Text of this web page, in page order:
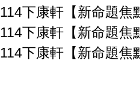
114下康軒【新命題焦
114下康軒【新命題焦
114下康軒【新命題焦